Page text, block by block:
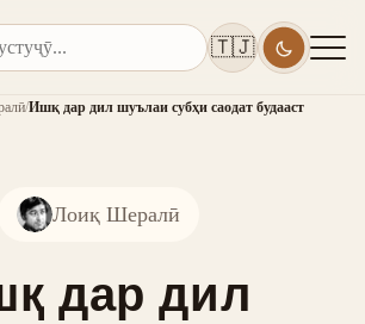
🇹🇯
/Ишқ дар дил шуълаи субҳи саодат будааст
Лоиқ Шералӣ
дар дил